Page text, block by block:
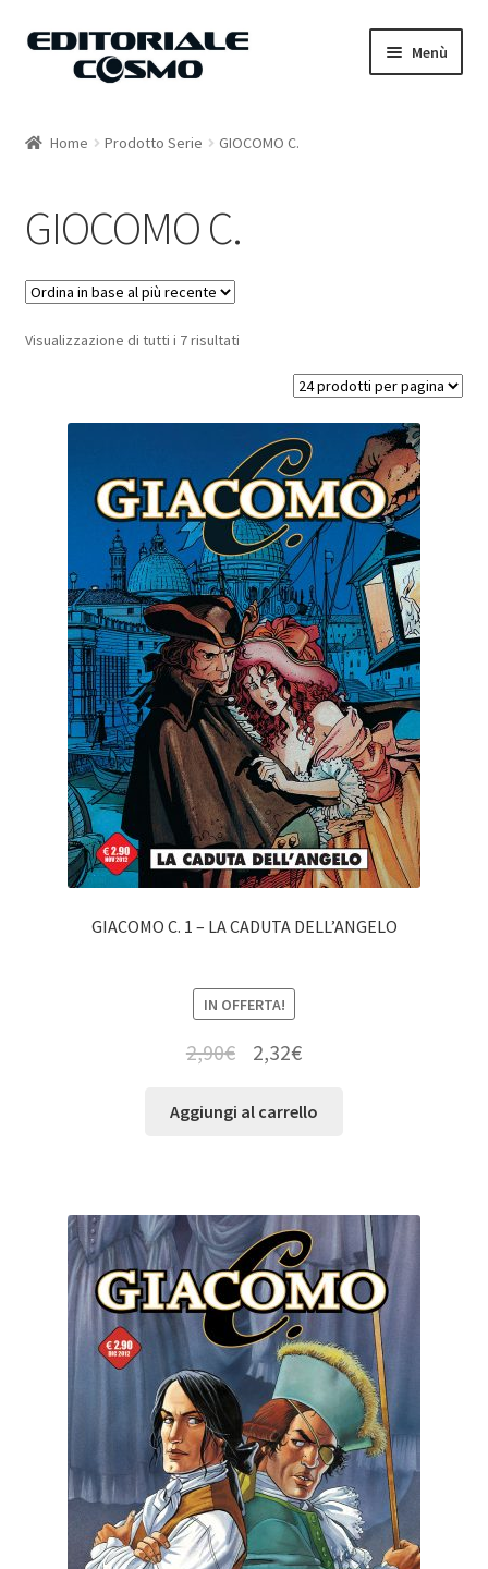
Vai
Vai
Menù
Carrello
Il mio account
Home Prodotto Serie GIOCOMO C.
GIOCOMO C.
Visualizzazione di tutti i 7 risultati
GIACOMO C. 1 – LA CADUTA DELL’ANGELO
IN OFFERTA!
2,90€ 2,32€
Aggiungi al carrello